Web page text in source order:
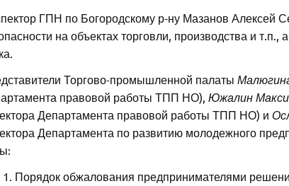
ГПН по Богородскому р-ну Мазанов Алексей
на объектах торговли, производства и
Торгово-промышленной палаты
правовой работы ТПП НО), Южалин
Департамента правовой работы ТПП НО) и
Департамента по развитию молодежного
Порядок обжалования предпринимателями